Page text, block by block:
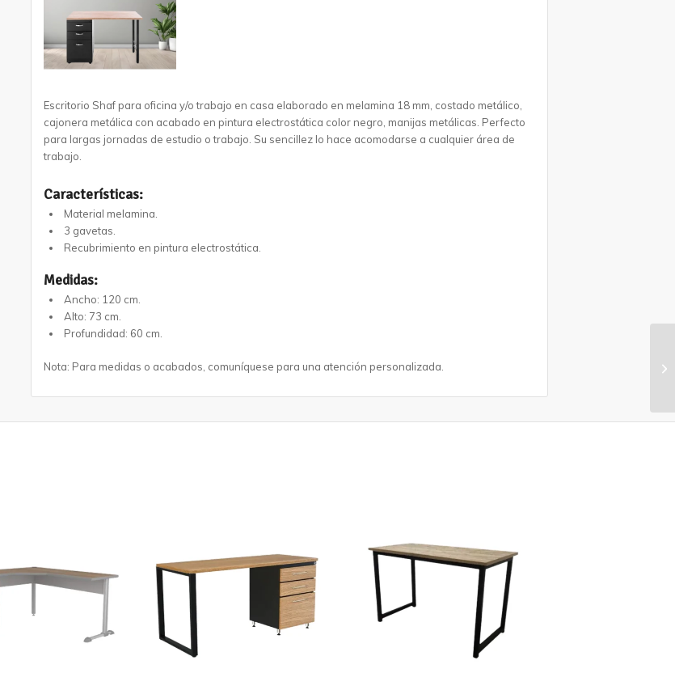
Escritorio Shaf para oficina y/o trabajo en casa elaborado en melamina 18 mm, costado metálico,
cajonera metálica con acabado en pintura electrostática color negro, manijas metálicas. Perfecto
para largas jornadas de estudio o trabajo. Su sencillez lo hace acomodarse a cualquier área de
trabajo.
Características:
Material melamina.
3 gavetas.
Recubrimiento en pintura electrostática.
Medidas:
Ancho: 120 cm.
Alto: 73 cm.
Profundidad: 60 cm.
Nota: Para medidas o acabados, comuníquese para una atención personalizada.